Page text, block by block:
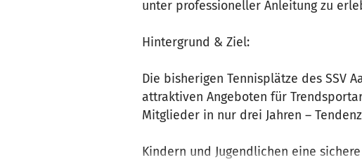
unter professioneller Anleitung zu
Hintergrund & Ziel:
Die bisherigen Tennisplätze des SSV
attraktiven Angeboten für
Mitglieder in nur drei Jahren –
Kindern und Jugendlichen eine